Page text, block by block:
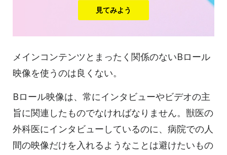
見てみよう
メインコンテンツとまったく関係のないBロール
映像を使うのは良くない。
Bロール映像は、常にインタビューやビデオの主
旨に関連したものでなければなりません。獣医の
外科医にインタビューしているのに、病院での人
間の映像だけを入れるようなことは避けたいもの